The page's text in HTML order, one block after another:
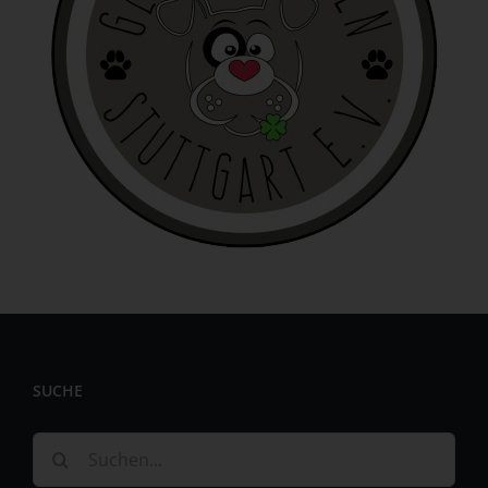
SUCHE
nach:
identifizierbar wird eine natürliche Person angesehen, die
direkt oder indirekt, insbesondere mittels Zuordnung zu
einer Kennung wie einem Namen, zu einer Kennnummer,
zu Standortdaten, zu einer Online-Kennung oder zu
einem oder mehreren besonderen Merkmalen, die
Ausdruck der physischen, physiologischen, genetischen,
psychischen, wirtschaftlichen, kulturellen oder sozialen
Identität dieser natürlichen Person sind, identifiziert
werden kann.
b) betroffene Person
personenbezogene Daten von dem für die Verarbeitung